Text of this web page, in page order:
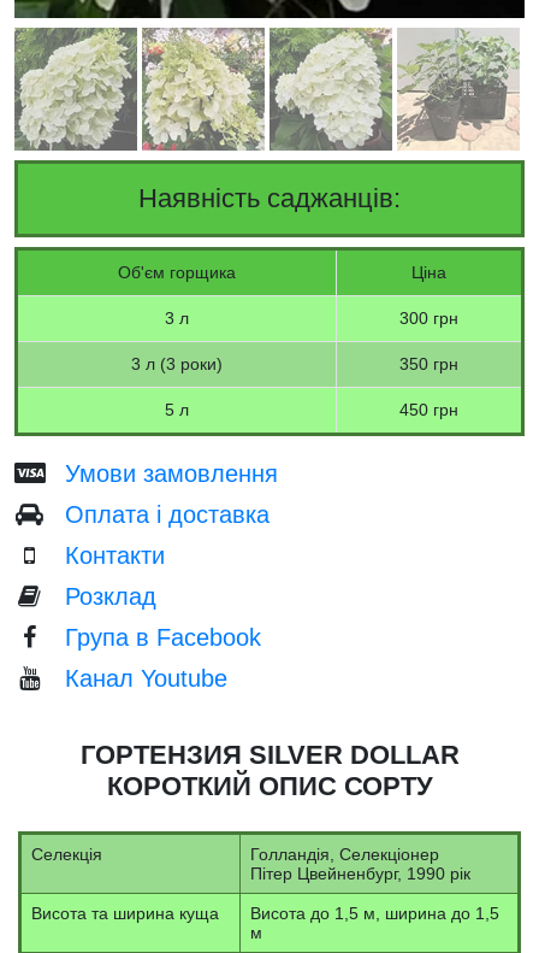
Наявність саджанців:
Об'єм горщика Ціна
3 л 300 грн
3 л (3 роки) 350 грн
5 л 450 грн
Умови замовлення
Оплата і доставка
Контакти
Розклад
Група в Facebook
Канал Youtube
ГОРТЕНЗИЯ SILVER DOLLAR
КОРОТКИЙ ОПИС СОРТУ
Селекція
Голландія, Селекціонер
Пітер Цвейненбург, 1990 рік
Висота та ширина куща
Висота до 1,5 м, ширина до 1,5
м